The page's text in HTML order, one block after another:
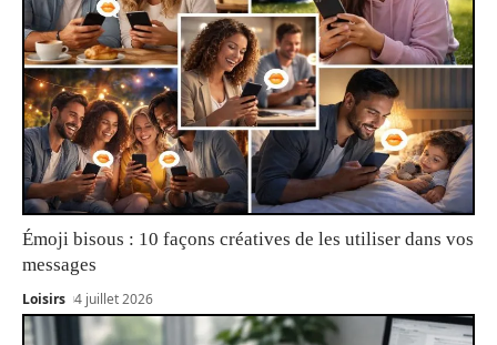
Émoji bisous : 10 façons créatives de les utiliser dans vos
messages
Loisirs 4 juillet 2026